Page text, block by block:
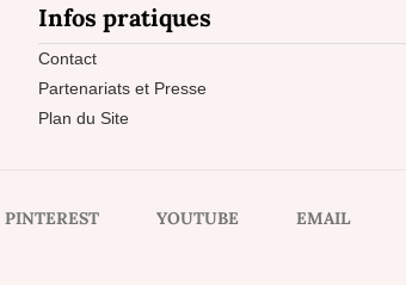
Infos pratiques
Contact
Partenariats et Presse
Plan du Site
PINTEREST YOUTUBE EMAIL